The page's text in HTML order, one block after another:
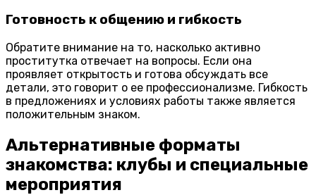
Готовность к общению и гибкость
Обратите внимание на то, насколько активно
проститутка отвечает на вопросы. Если она
проявляет открытость и готова обсуждать все
детали, это говорит о ее профессионализме. Гибкость
в предложениях и условиях работы также является
положительным знаком.
Альтернативные форматы
знакомства: клубы и специальные
мероприятия